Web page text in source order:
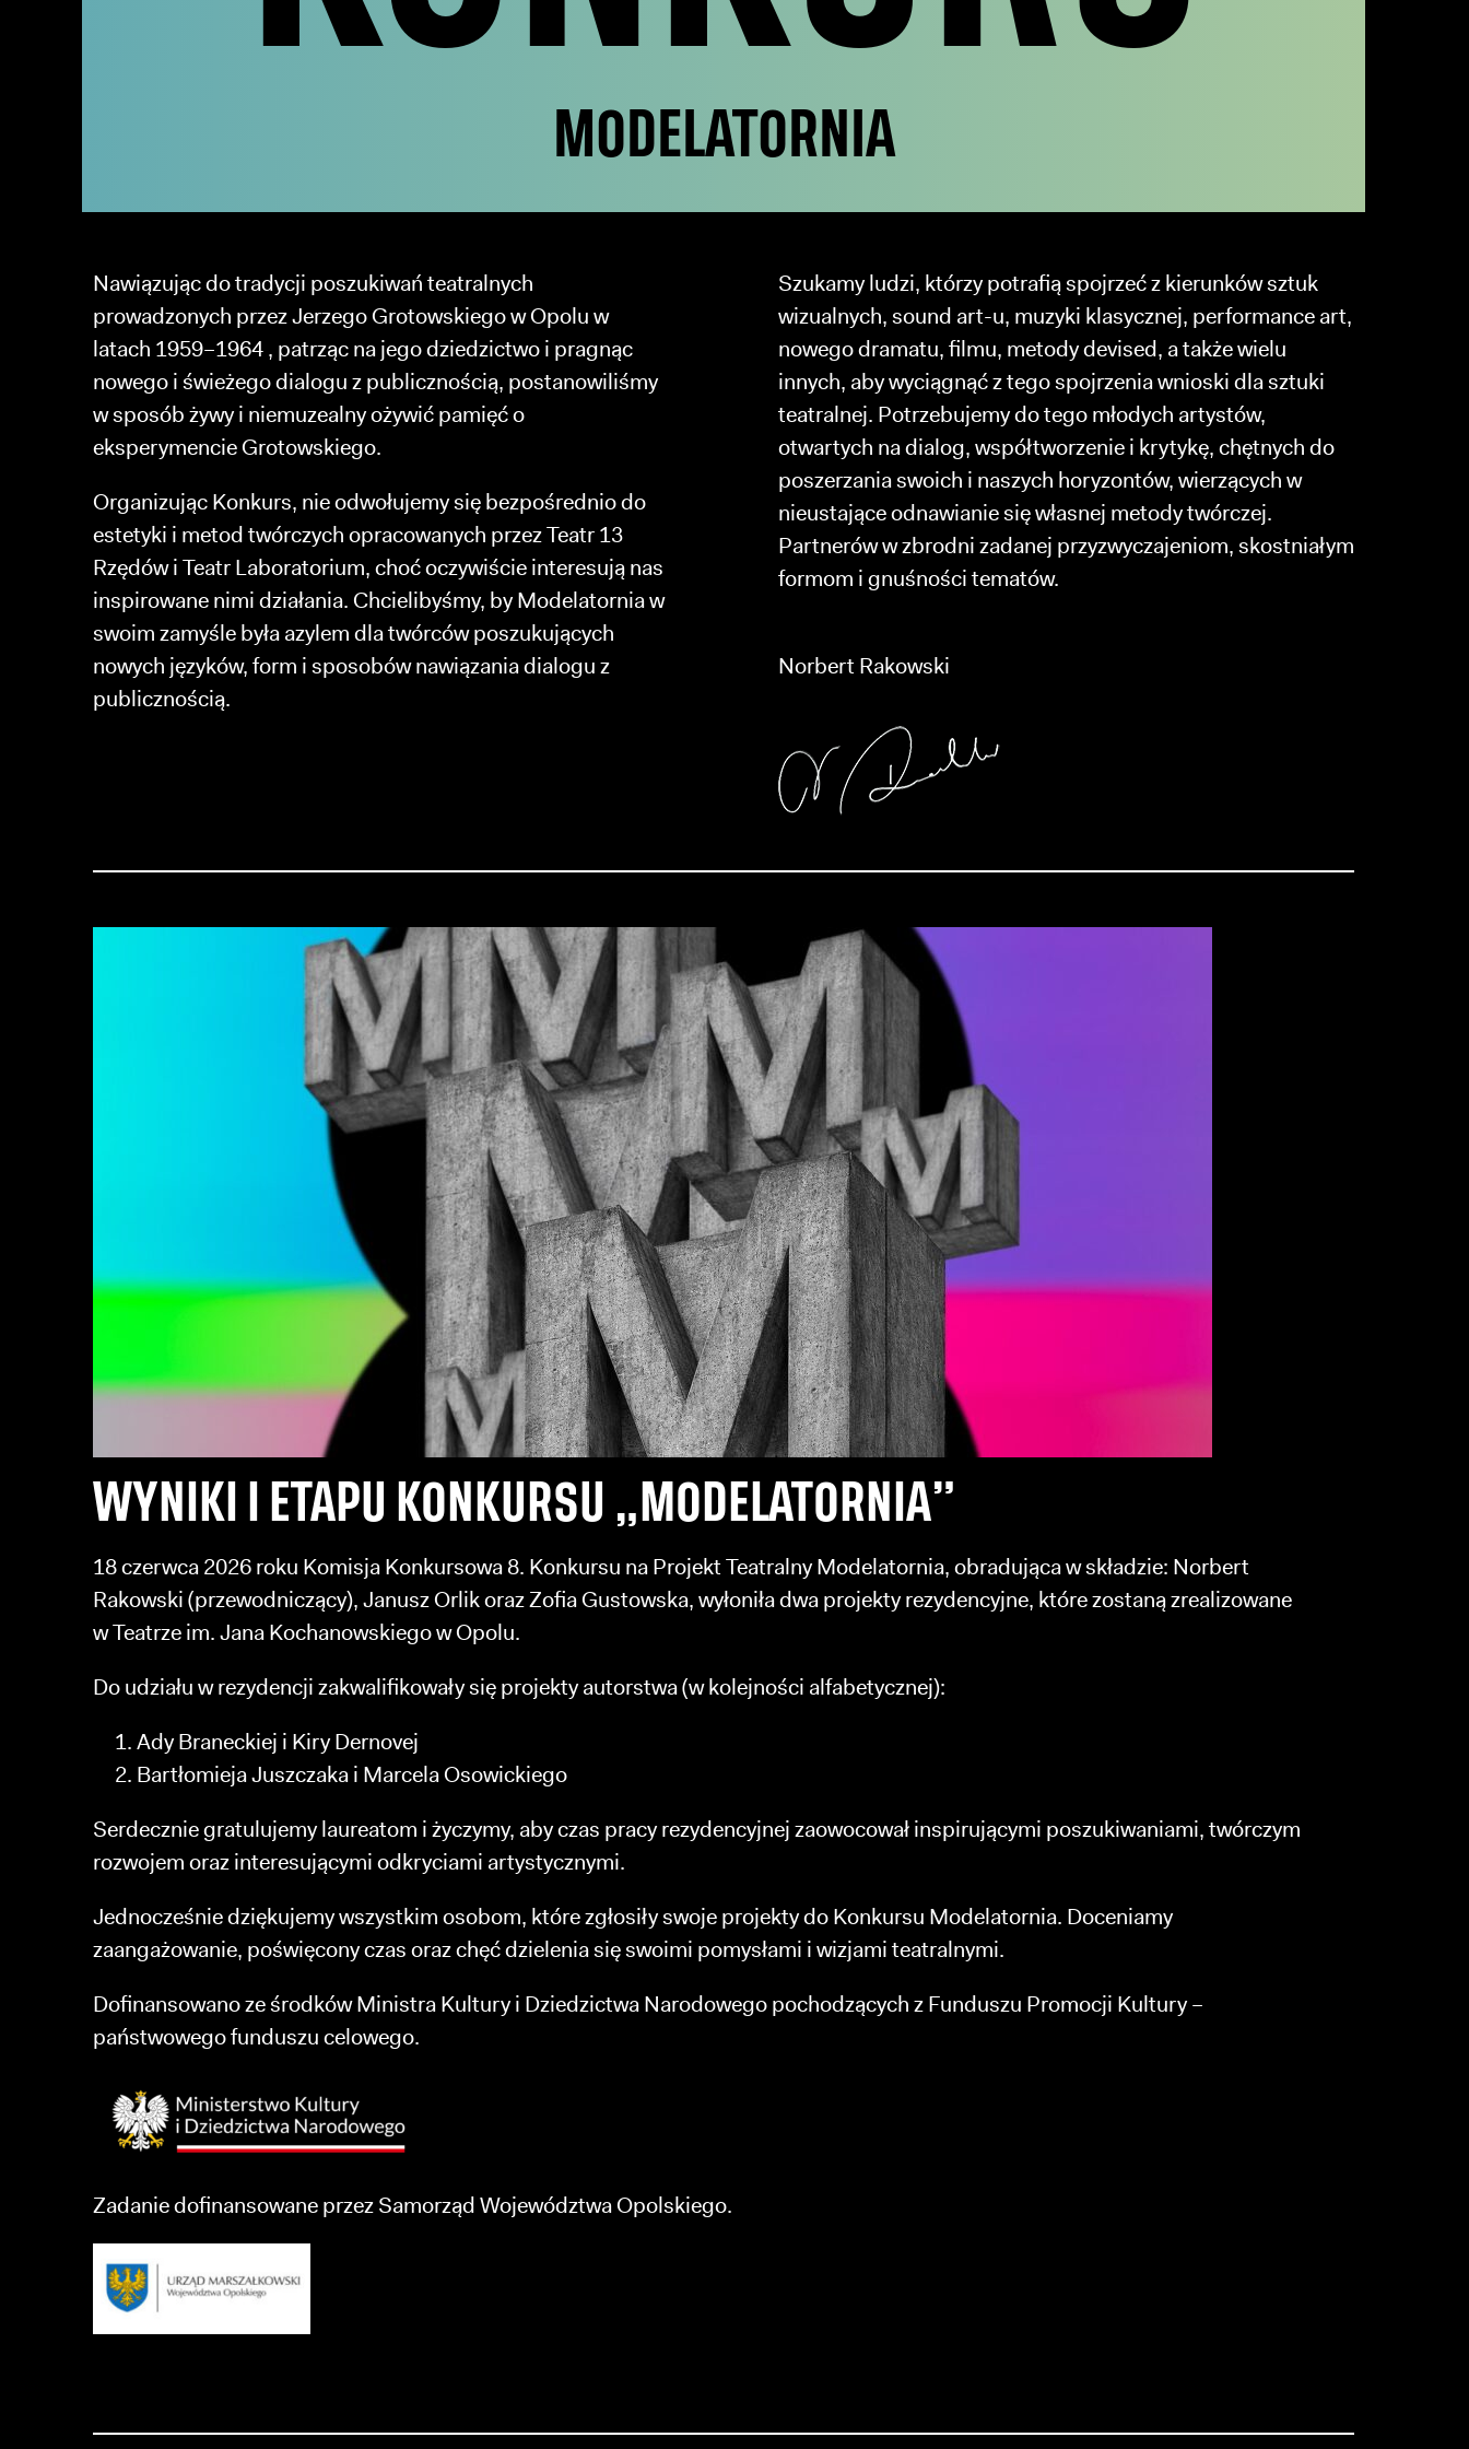
MODELATORNIA
Nawiązując do tradycji poszukiwań teatralnych
prowadzonych przez Jerzego Grotowskiego w Opolu w
latach 1959–1964 , patrząc na jego dziedzictwo i pragnąc
nowego i świeżego dialogu z publicznością, postanowiliśmy
w sposób żywy i niemuzealny ożywić pamięć o
eksperymencie Grotowskiego.
Organizując Konkurs, nie odwołujemy się bezpośrednio do
estetyki i metod twórczych opracowanych przez Teatr 13
Rzędów i Teatr Laboratorium, choć oczywiście interesują nas
inspirowane nimi działania. Chcielibyśmy, by Modelatornia w
swoim zamyśle była azylem dla twórców poszukujących
nowych języków, form i sposobów nawiązania dialogu z
publicznością.
Szukamy ludzi, którzy potrafią spojrzeć z kierunków sztuk
wizualnych, sound art-u, muzyki klasycznej, performance art,
nowego dramatu, filmu, metody devised, a także wielu
innych, aby wyciągnąć z tego spojrzenia wnioski dla sztuki
teatralnej. Potrzebujemy do tego młodych artystów,
otwartych na dialog, współtworzenie i krytykę, chętnych do
poszerzania swoich i naszych horyzontów, wierzących w
nieustające odnawianie się własnej metody twórczej.
Partnerów w zbrodni zadanej przyzwyczajeniom, skostniałym
formom i gnuśności tematów.
Norbert Rakowski
WYNIKI I ETAPU KONKURSU „MODELATORNIA”
18 czerwca 2026 roku Komisja Konkursowa 8. Konkursu na Projekt Teatralny Modelatornia, obradująca w składzie: Norbert
Rakowski (przewodniczący), Janusz Orlik oraz Zofia Gustowska, wyłoniła dwa projekty rezydencyjne, które zostaną zrealizowane
w Teatrze im. Jana Kochanowskiego w Opolu.
Do udziału w rezydencji zakwalifikowały się projekty autorstwa (w kolejności alfabetycznej):
Ady Braneckiej i Kiry Dernovej
Bartłomieja Juszczaka i Marcela Osowickiego
Serdecznie gratulujemy laureatom i życzymy, aby czas pracy rezydencyjnej zaowocował inspirującymi poszukiwaniami, twórczym
rozwojem oraz interesującymi odkryciami artystycznymi.
Jednocześnie dziękujemy wszystkim osobom, które zgłosiły swoje projekty do Konkursu Modelatornia. Doceniamy
zaangażowanie, poświęcony czas oraz chęć dzielenia się swoimi pomysłami i wizjami teatralnymi.
Dofinansowano ze środków Ministra Kultury i Dziedzictwa Narodowego pochodzących z Funduszu Promocji Kultury –
państwowego funduszu celowego.
Zadanie dofinansowane przez Samorząd Województwa Opolskiego.